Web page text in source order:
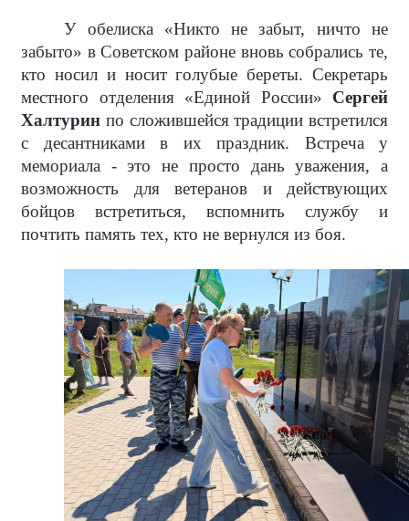
У обелиска «Никто не забыт, ничто не
забыто» в Советском районе вновь собрались те,
кто носил и носит голубые береты. Секретарь
местного отделения «Единой России» Сергей
Халтурин по сложившейся традиции встретился
с десантниками в их праздник. Встреча у
мемориала - это не просто дань уважения, а
возможность для ветеранов и действующих
бойцов встретиться, вспомнить службу и
почтить память тех, кто не вернулся из боя.